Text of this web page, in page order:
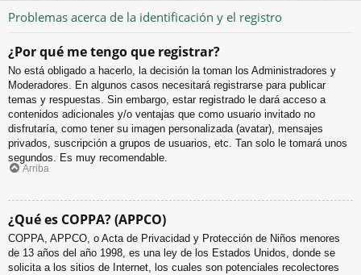
Problemas acerca de la identificación y el registro
¿Por qué me tengo que registrar?
No está obligado a hacerlo, la decisión la toman los Administradores y
Moderadores. En algunos casos necesitará registrarse para publicar
temas y respuestas. Sin embargo, estar registrado le dará acceso a
contenidos adicionales y/o ventajas que como usuario invitado no
disfrutaría, como tener su imagen personalizada (avatar), mensajes
privados, suscripción a grupos de usuarios, etc. Tan solo le tomará unos
segundos. Es muy recomendable.
Arriba
¿Qué es COPPA? (APPCO)
COPPA, APPCO, o Acta de Privacidad y Protección de Niños menores
de 13 años del año 1998, es una ley de los Estados Unidos, donde se
solicita a los sitios de Internet, los cuales son potenciales recolectores